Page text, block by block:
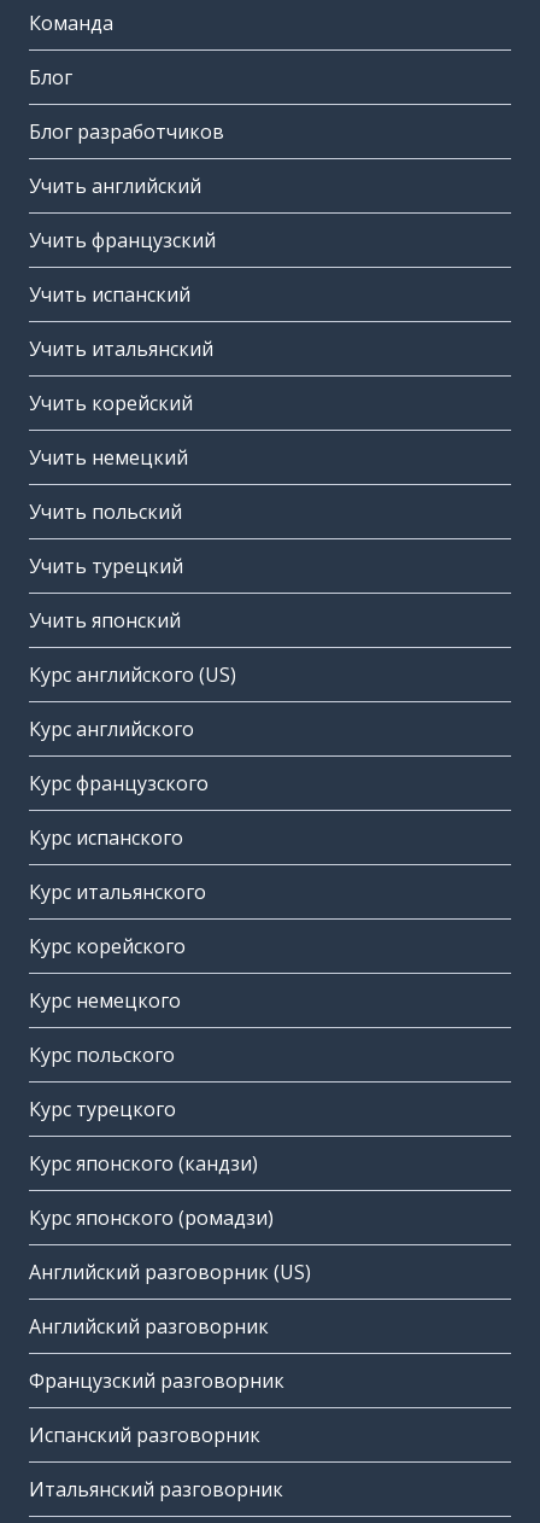
Команда
Блог
Блог разработчиков
Учить английский
Учить французский
Учить испанский
Учить итальянский
Учить корейский
Учить немецкий
Учить польский
Учить турецкий
Учить японский
Курс английского (US)
Курс английского
Курс французского
Курс испанского
Курс итальянского
Курс корейского
Курс немецкого
Курс польского
Курс турецкого
Курс японского (кандзи)
Курс японского (ромадзи)
Английский разговорник (US)
Английский разговорник
Французский разговорник
Испанский разговорник
Итальянский разговорник